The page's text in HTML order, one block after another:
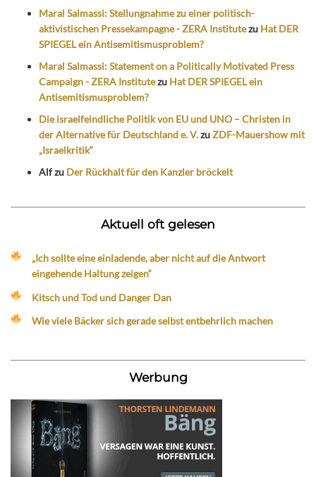
Maral Salmassi: Stellungnahme zu einer politisch-
aktivistischen Pressekampagne - ZERA Institutezu Hat DER
SPIEGEL ein Antisemitismusproblem?
Maral Salmassi: Statement on a Politically Motivated Press
Campaign - ZERA Institutezu Hat DER SPIEGEL ein
Antisemitismusproblem?
Die israelfeindliche Politik von EU und UNO – Christen in
der Alternative für Deutschland e. V.zuZDF-Mauershow mit
„Israelkritik“
Alfzu Der Rückhalt für den Kanzler bröckelt
Aktuell oft gelesen
„Ich sollte eine einladende, aber nicht auf die Antwort
eingehende Haltung zeigen“
Kitsch und Tod und Danger Dan
Wie viele Bäcker sich gerade selbst entbehrlich machen
Werbung